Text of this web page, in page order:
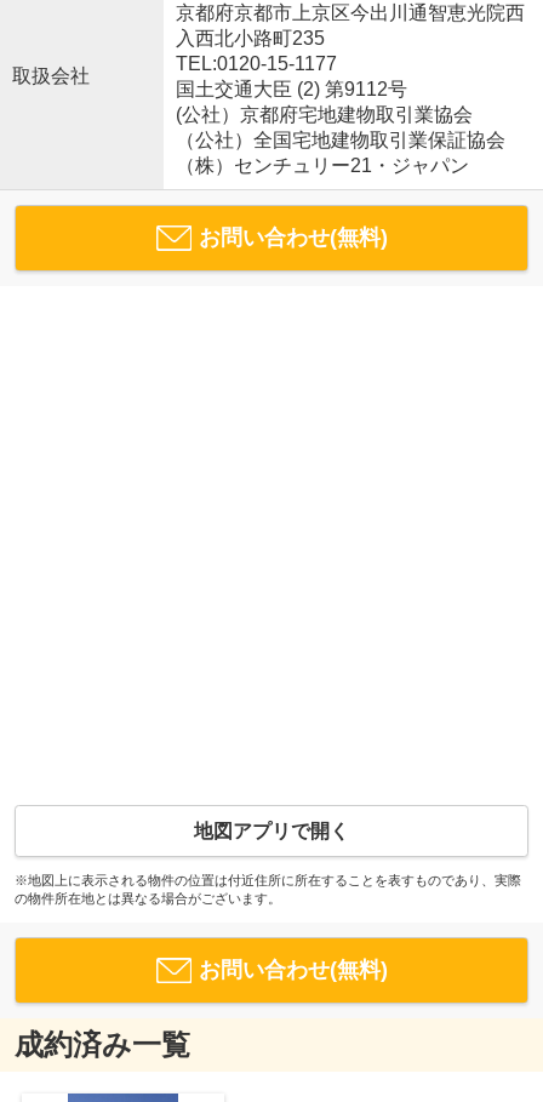
取扱会社
京都府京都市上京区今出川通智恵光院西
入西北小路町235
TEL:0120-15-1177
国土交通大臣 (2) 第9112号
(公社）京都府宅地建物取引業協会
（公社）全国宅地建物取引業保証協会
（株）センチュリー21・ジャパン
お問い合わせ(無料)
地図アプリで開く
※地図上に表示される物件の位置は付近住所に所在することを表すものであり、実際
の物件所在地とは異なる場合がございます。
お問い合わせ(無料)
成約済み一覧